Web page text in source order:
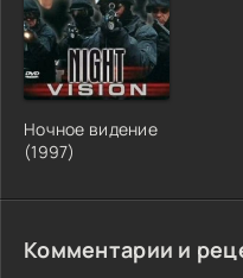
Ночное видение
(1997)
Комментарии и